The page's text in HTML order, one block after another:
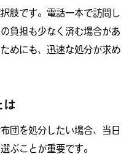
肢です。電話一本で訪問し
負担も少なく済む場合があ
めにも、迅速な処分が求め
は
団を処分したい場合、当日
ぶことが重要です。